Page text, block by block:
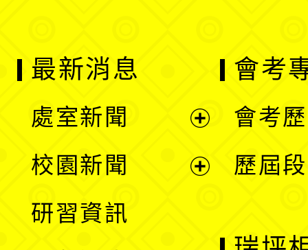
最新消息
處室新聞
校園新聞
研習資訊
會考
會考
歷屆